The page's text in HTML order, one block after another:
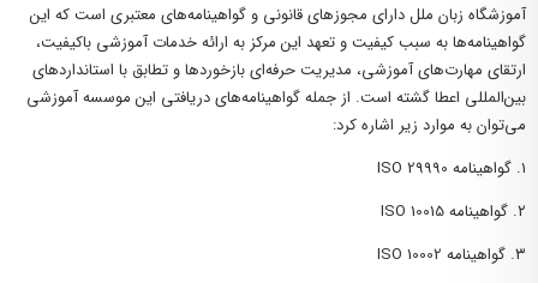
آموزشگاه زبان ملل دارای مجوزهای قانونی و گواهینامه‌های معتبری است که این
گواهینامه‌ها به سبب کیفیت و تعهد این مرکز به ارائه خدمات آموزشی باکیفیت،
ارتقای مهارت‌های آموزشی، مدیریت حرفه‌ای بازخوردها و تطابق با استانداردهای
بین‌المللی اعطا گشته است. از جمله گواهینامه‌های دریافتی این موسسه آموزشی
می‌توان به موارد زیر اشاره کرد:
۱. گواهینامهISO 29990
۲. گواهینامهISO 10015
۳. گواهینامهISO 10002